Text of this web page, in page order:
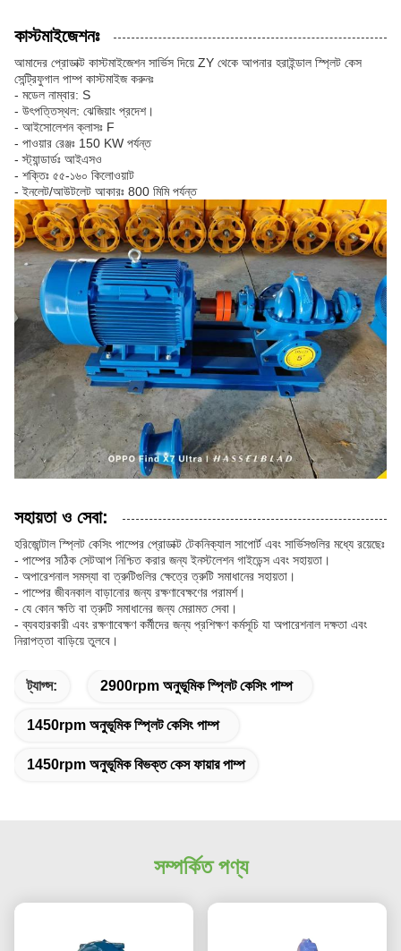
কাস্টমাইজেশনঃ
আমাদের প্রোডাক্ট কাস্টমাইজেশন সার্ভিস দিয়ে ZY থেকে আপনার হরাইন্ডাল স্প্লিট কেস
সেন্ট্রিফুগাল পাম্প কাস্টমাইজ করুনঃ
- মডেল নাম্বার: S
- উৎপত্তিস্থল: ঝেজিয়াং প্রদেশ।
- আইসোলেশন ক্লাসঃ F
- পাওয়ার রেঞ্জঃ 150 KW পর্যন্ত
- স্ট্যান্ডার্ডঃ আইএসও
- শক্তিঃ ৫৫-১৬০ কিলোওয়াট
- ইনলেট/আউটলেট আকারঃ 800 মিমি পর্যন্ত
সহায়তা ও সেবা:
হরিজোন্টাল স্প্লিট কেসিং পাম্পের প্রোডাক্ট টেকনিক্যাল সাপোর্ট এবং সার্ভিসগুলির মধ্যে রয়েছেঃ
- পাম্পের সঠিক সেটআপ নিশ্চিত করার জন্য ইনস্টলেশন গাইডেন্স এবং সহায়তা।
- অপারেশনাল সমস্যা বা ত্রুটিগুলির ক্ষেত্রে ত্রুটি সমাধানের সহায়তা।
- পাম্পের জীবনকাল বাড়ানোর জন্য রক্ষণাবেক্ষণের পরামর্শ।
- যে কোন ক্ষতি বা ত্রুটি সমাধানের জন্য মেরামত সেবা।
- ব্যবহারকারী এবং রক্ষণাবেক্ষণ কর্মীদের জন্য প্রশিক্ষণ কর্মসূচি যা অপারেশনাল দক্ষতা এবং
নিরাপত্তা বাড়িয়ে তুলবে।
ট্যাগ্স: 2900rpm অনুভূমিক স্প্লিট কেসিং পাম্প
1450rpm অনুভূমিক স্প্লিট কেসিং পাম্প
1450rpm অনুভূমিক বিভক্ত কেস ফায়ার পাম্প
সম্পর্কিত পণ্য